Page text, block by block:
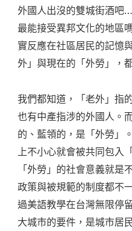
外國人出沒的雙城街酒吧
最能接受異邦文化的地區
實反應在社區居民的記憶
外」與現在的「外勞」，
我們都知道，「老外」指
也有中產指涉的外國人。
的、藍領的，是「外勞」
上不小心就會被共同包入
「外勞」的社會意義就是
政策與被規範的制度都不
過美語教學在台灣無限停
大城市的要件，是城市居